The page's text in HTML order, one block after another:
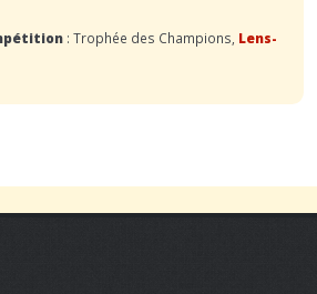
: Trophée des Champions, Lens-